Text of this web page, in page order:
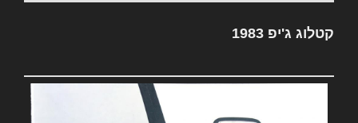
קטלוג ג'יפ 1983